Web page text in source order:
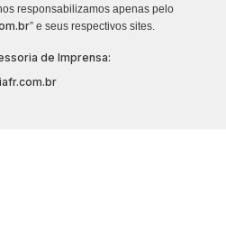
responsabilizamos apenas pelo
” e seus respectivos sites.
de Imprensa: